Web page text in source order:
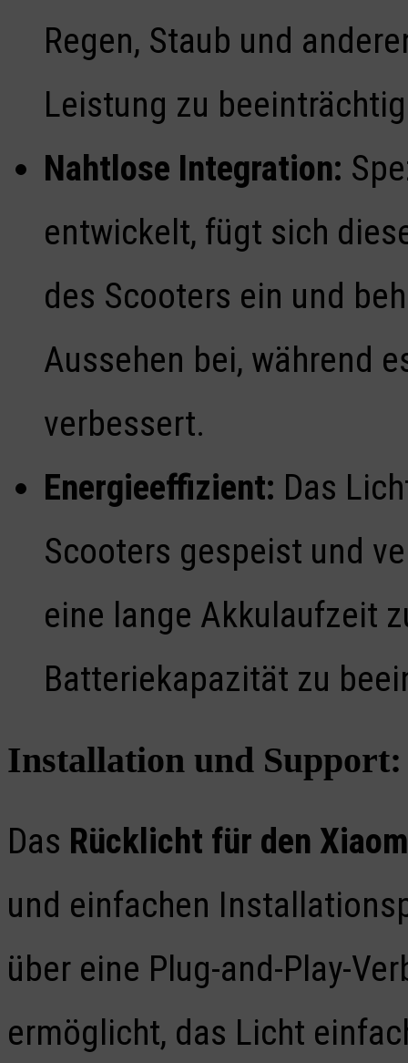
Regen, Staub und
Leistung zu
Nahtlose Integration:
entwickelt, fügt sich
des Scooters ein und
Aussehen bei, während
verbessert.
Energieeffizient: Das
Scooters gespeist und
eine lange Akkulaufzeit
Batteriekapazität zu
Installation und Support:
Das Rücklicht für den
und einfachen
über eine Plug-and-Play-
ermöglicht, das Licht